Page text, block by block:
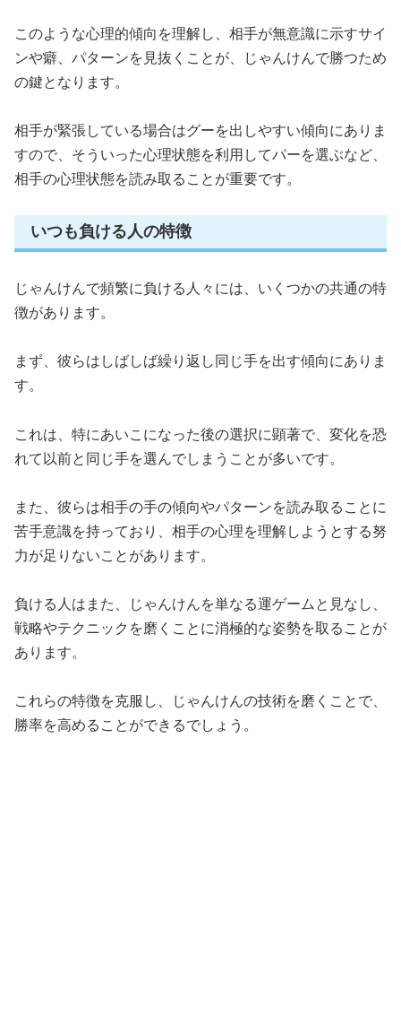
このような心理的傾向を理解し、相手が無意識に示すサイ
ンや癖、パターンを見抜くことが、じゃんけんで勝つため
の鍵となります。
相手が緊張している場合はグーを出しやすい傾向にありま
すので、そういった心理状態を利用してパーを選ぶなど、
相手の心理状態を読み取ることが重要です。
いつも負ける人の特徴
じゃんけんで頻繁に負ける人々には、いくつかの共通の特
徴があります。
まず、彼らはしばしば繰り返し同じ手を出す傾向にありま
す。
これは、特にあいこになった後の選択に顕著で、変化を恐
れて以前と同じ手を選んでしまうことが多いです。
また、彼らは相手の手の傾向やパターンを読み取ることに
苦手意識を持っており、相手の心理を理解しようとする努
力が足りないことがあります。
負ける人はまた、じゃんけんを単なる運ゲームと見なし、
戦略やテクニックを磨くことに消極的な姿勢を取ることが
あります。
これらの特徴を克服し、じゃんけんの技術を磨くことで、
勝率を高めることができるでしょう。